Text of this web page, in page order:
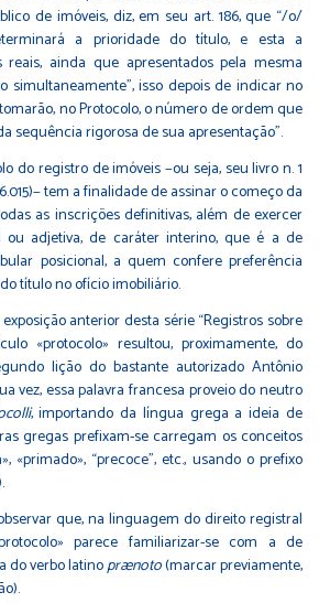
de imóveis, diz, em seu art. 186, que “/o/
a prioridade do título, e esta a
ainda que apresentados pela mesma
simultaneamente”, isso depois de indicar no
tomarão, no Protocolo, o número de ordem que
sequência rigorosa de sua apresentação”.
registro de imóveis −ou seja, seu livro n. 1
tem a finalidade de assinar o começo da
as inscrições definitivas, além de exercer
ou adjetiva, de caráter interino, que é a de
posicional, a quem confere preferência
título no ofício imobiliário.
anterior desta série “Registros sobre
«protocolo» resultou, proximamente, do
lição do bastante autorizado Antônio
vez, essa palavra francesa proveio do neutro
, importando da língua grega a ideia de
gregas prefixam-se carregam os conceitos
«primado», “precoce”, etc., usando o prefixo
que, na linguagem do direito registral
parece familiarizar-se com a de
do verbo latinoprænoto(marcar previamente,